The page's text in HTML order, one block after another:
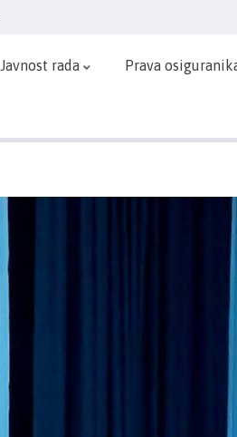
Javnost rada Prava